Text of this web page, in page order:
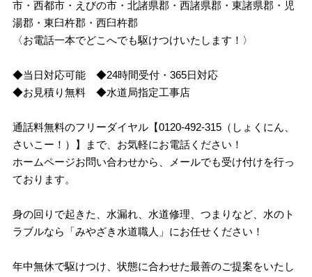
市・西都市・えびの市・北諸県郡・西諸県郡・東諸県郡・児
湯郡・東臼杵郡・西臼杵郡
〈お電話一本でどこへでも駆けつけいたします！〉
◆当日対応可能 ◆24時間受付・365日対応
◆お見積り無料 ◆水道局指定工事店
通話料無料のフリーダイヤル【0120-492-315（しょくにん、
さいこー！）】まで、お気軽にお電話ください！
ホームページお問い合わせから、メールでも受け付けを行っ
ております。
身の回りで起きた、水漏れ、水道修理、つまりなど、水のト
ラブルなら「みやざき水道職人」にお任せください！
年中無休で駆けつけ、状態に合わせた最善のご提案をいたし